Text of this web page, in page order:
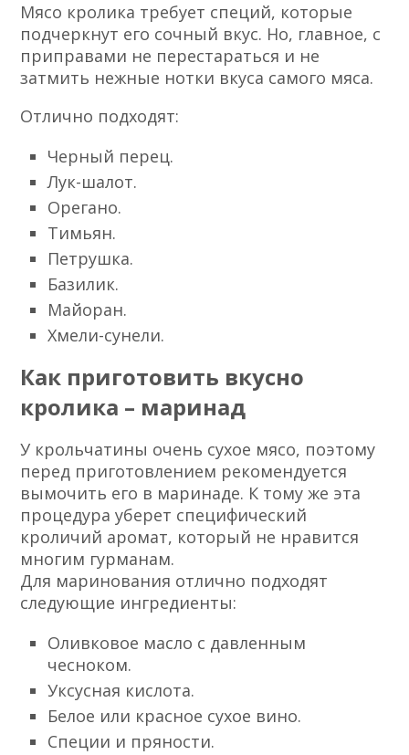
Мясо кролика требует специй, которые
подчеркнут его сочный вкус. Но, главное, с
приправами не перестараться и не
затмить нежные нотки вкуса самого мяса.
Отлично подходят:
Черный перец.
Лук-шалот.
Орегано.
Тимьян.
Петрушка.
Базилик.
Майоран.
Хмели-сунели.
Как приготовить вкусно
кролика – маринад
У крольчатины очень сухое мясо, поэтому
перед приготовлением рекомендуется
вымочить его в маринаде. К тому же эта
процедура уберет специфический
кроличий аромат, который не нравится
многим гурманам.
Для маринования отлично подходят
следующие ингредиенты:
Оливковое масло с давленным
чесноком.
Уксусная кислота.
Белое или красное сухое вино.
Специи и пряности.